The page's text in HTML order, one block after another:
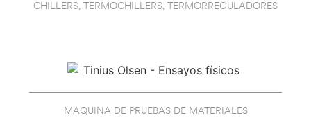
CHILLERS, TERMOCHILLERS, TERMORREGULADORES
MAQUINA DE PRUEBAS DE MATERIALES